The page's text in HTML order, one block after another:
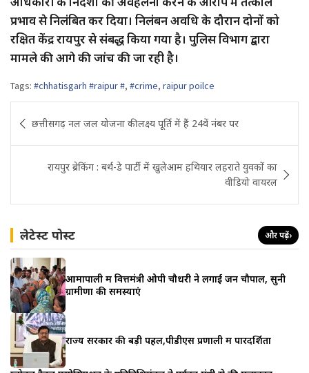
प्रभाव से निलंबित कर दिया। निलंबन अवधि के दौरान दोनों को
रक्षित केंद्र रायपुर से संबद्ध किया गया है। पुलिस विभाग द्वारा
मामले की आगे की जांच की जा रही है।
Tags: #chhatisgarh #raipur #, #crime, raipur poilce
navigation
छत्तीसगढ़ नल जल योजना की लक्ष्य पूर्ति में हैं 24वें नंबर पर
रायपुर ब्रेकिंग : बर्थ-डे पार्टी में खुलेआम हथियार लहराते युवकों का
वीडियो वायरल
लेटेस्ट पोस्ट और पढ़ें›
आमापाली में वित्तमंत्री ओपी चौधरी ने लगाई जन चौपाल, सुनी
ग्रामीणों की समस्याएं
राज्य सरकार की बड़ी पहल,पीडीएस प्रणाली में पारदर्शिता